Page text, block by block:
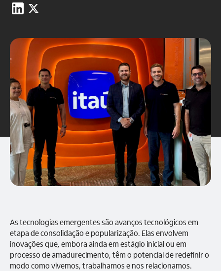
As tecnologias emergentes são avanços tecnológicos em
etapa de consolidação e popularização. Elas envolvem
inovações que, embora ainda em estágio inicial ou em
processo de amadurecimento, têm o potencial de redefinir o
modo como vivemos, trabalhamos e nos relacionamos.